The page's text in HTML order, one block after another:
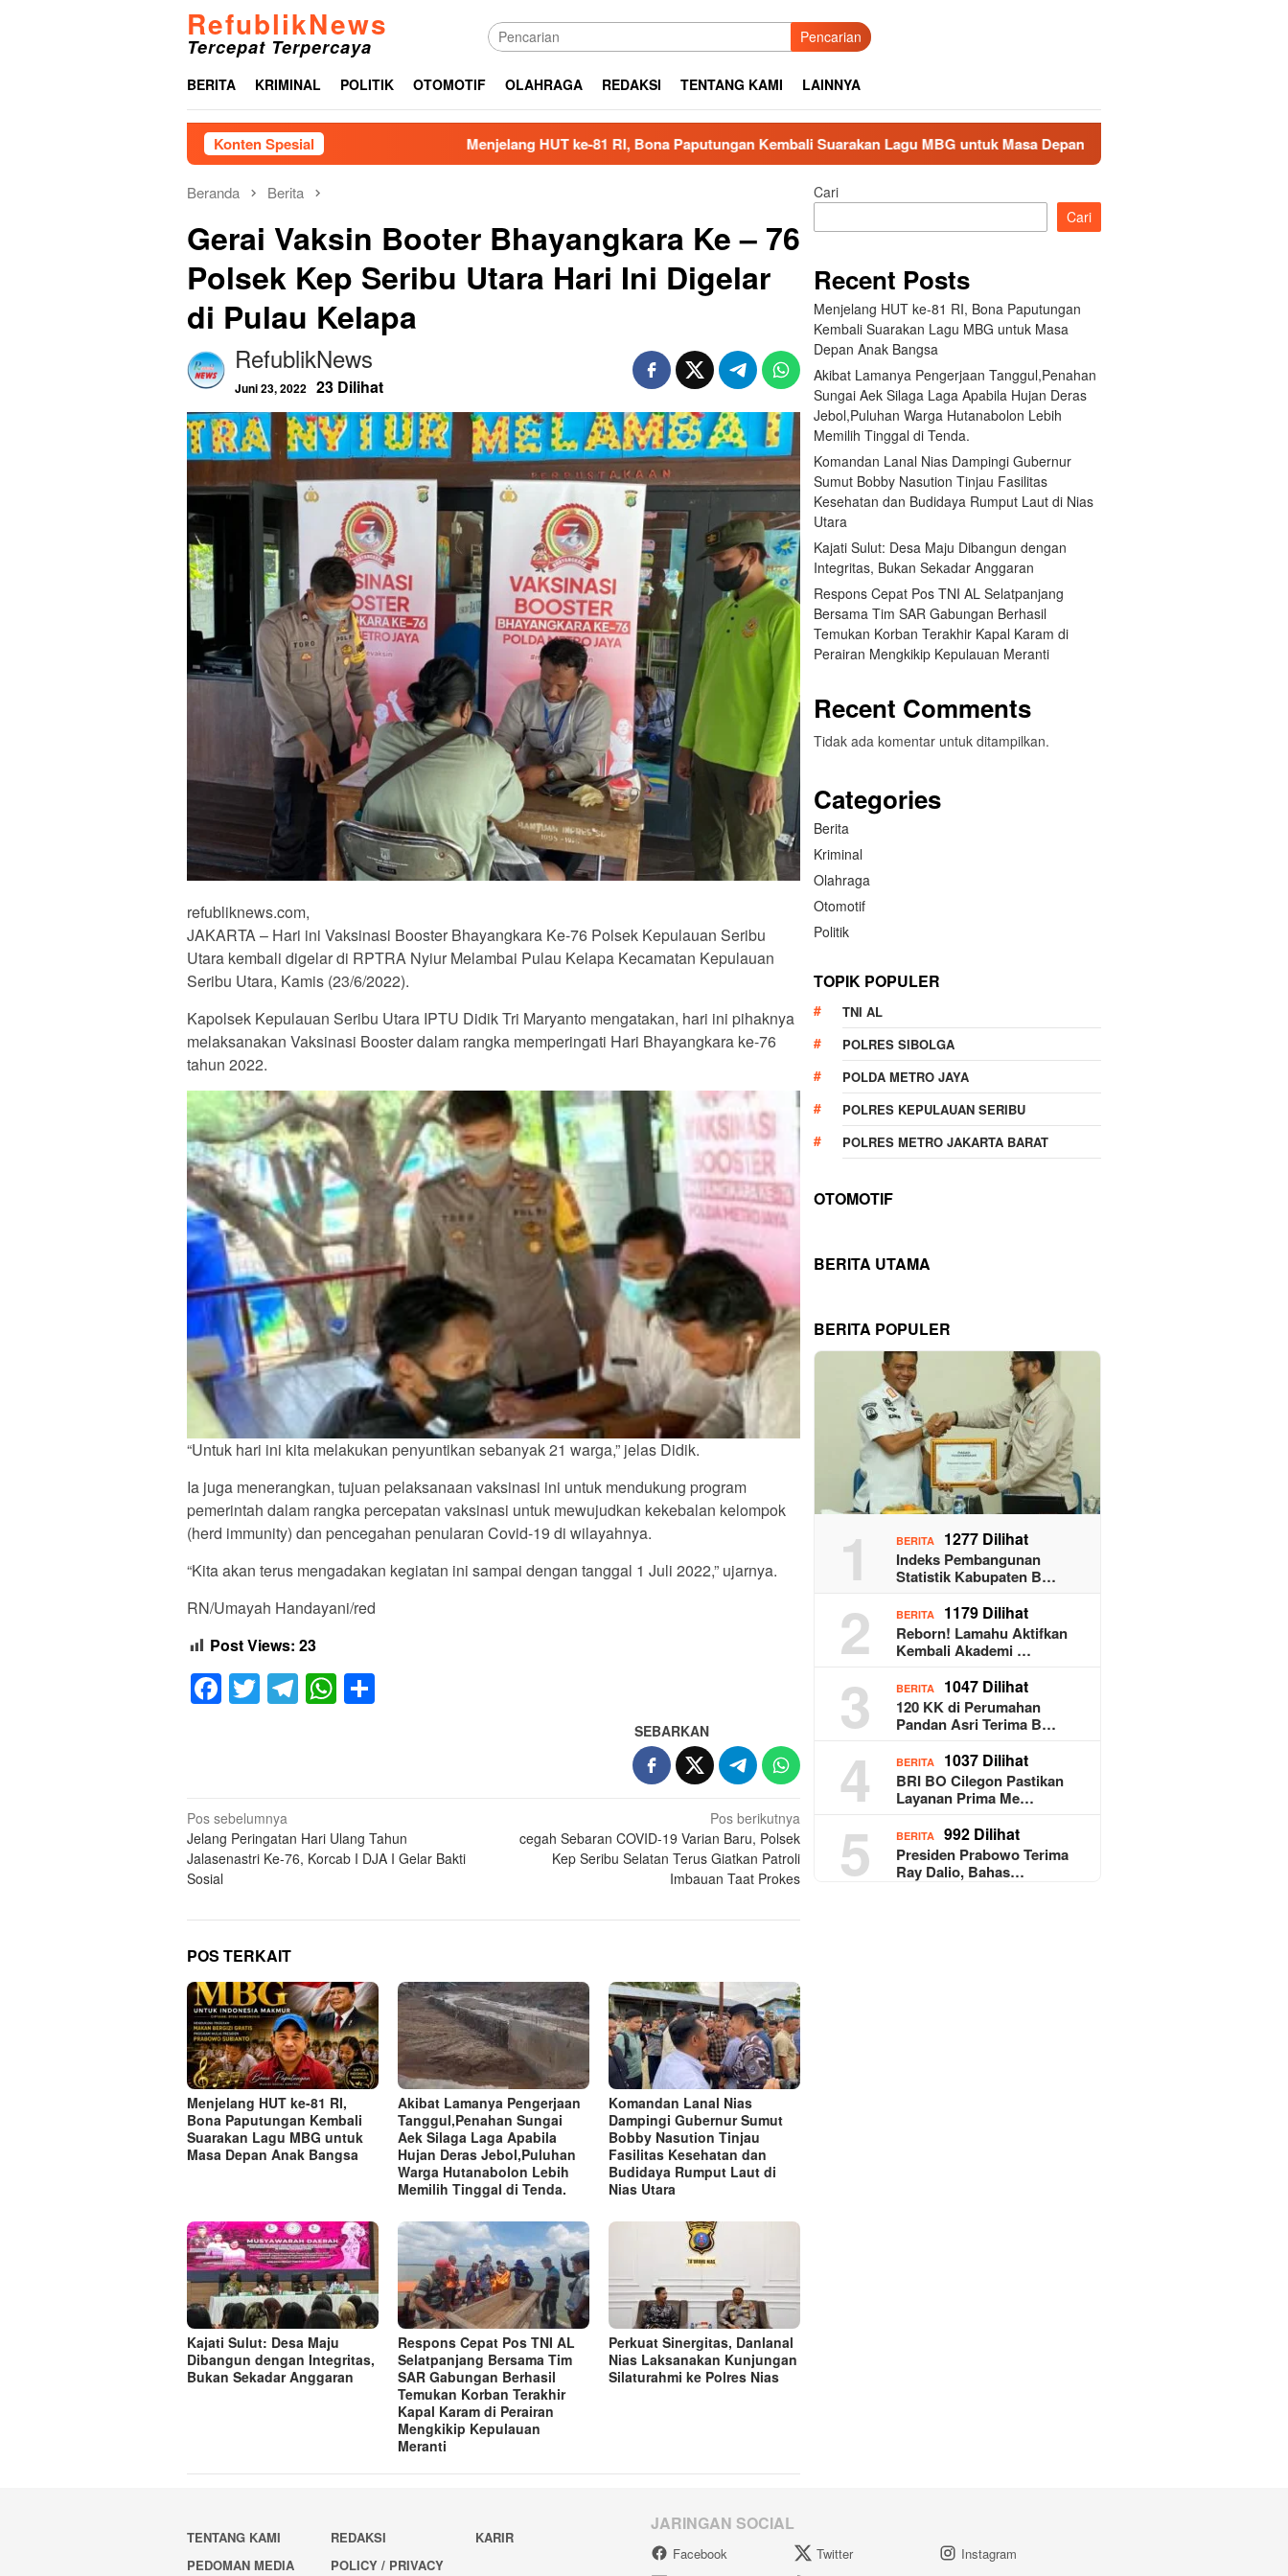
RefublikNews
Tercepat Terpercaya Pencarian
BERITA KRIMINAL POLITIK OTOMOTIF OLAHRAGA REDAKSI TENTANG KAMI LAINNYA
Konten Spesial Menjelang HUT ke-81 RI, Bona Paputungan Kembali Suarakan Lagu MBG untuk Masa Depan Anak Bangsa
Beranda Berita
Gerai Vaksin Booter Bhayangkara Ke – 76
Polsek Kep Seribu Utara Hari Ini Digelar
di Pulau Kelapa
RefublikNews
Juni 23, 2022 23 Dilihat
refubliknews.com,
JAKARTA – Hari ini Vaksinasi Booster Bhayangkara Ke-76 Polsek Kepulauan Seribu
Utara kembali digelar di RPTRA Nyiur Melambai Pulau Kelapa Kecamatan Kepulauan
Seribu Utara, Kamis (23/6/2022).
Kapolsek Kepulauan Seribu Utara IPTU Didik Tri Maryanto mengatakan, hari ini pihaknya
melaksanakan Vaksinasi Booster dalam rangka memperingati Hari Bhayangkara ke-76
tahun 2022.
“Untuk hari ini kita melakukan penyuntikan sebanyak 21 warga,” jelas Didik.
Ia juga menerangkan, tujuan pelaksanaan vaksinasi ini untuk mendukung program
pemerintah dalam rangka percepatan vaksinasi untuk mewujudkan kekebalan kelompok
(herd immunity) dan pencegahan penularan Covid-19 di wilayahnya.
“Kita akan terus mengadakan kegiatan ini sampai dengan tanggal 1 Juli 2022,” ujarnya.
RN/Umayah Handayani/red
Post Views: 23
Facebook
Twitter
Telegram
WhatsApp
SEBARKAN
Navigasi
pos
Pos sebelumnya
Jelang Peringatan Hari Ulang Tahun
Jalasenastri Ke-76, Korcab I DJA I Gelar Bakti
Sosial
Pos berikutnya
cegah Sebaran COVID-19 Varian Baru, Polsek
Kep Seribu Selatan Terus Giatkan Patroli
Imbauan Taat Prokes
POS TERKAIT
Menjelang HUT ke-81 RI,
Bona Paputungan Kembali
Suarakan Lagu MBG untuk
Masa Depan Anak Bangsa
Akibat Lamanya Pengerjaan
Tanggul,Penahan Sungai
Aek Silaga Laga Apabila
Hujan Deras Jebol,Puluhan
Warga Hutanabolon Lebih
Memilih Tinggal di Tenda.
Komandan Lanal Nias
Dampingi Gubernur Sumut
Bobby Nasution Tinjau
Fasilitas Kesehatan dan
Budidaya Rumput Laut di
Nias Utara
Kajati Sulut: Desa Maju
Dibangun dengan Integritas,
Bukan Sekadar Anggaran
Respons Cepat Pos TNI AL
Selatpanjang Bersama Tim
SAR Gabungan Berhasil
Temukan Korban Terakhir
Kapal Karam di Perairan
Mengkikip Kepulauan
Meranti
Perkuat Sinergitas, Danlanal
Nias Laksanakan Kunjungan
Silaturahmi ke Polres Nias
Cari
Cari
Recent Posts
Menjelang HUT ke-81 RI, Bona Paputungan
Kembali Suarakan Lagu MBG untuk Masa
Depan Anak Bangsa
Akibat Lamanya Pengerjaan Tanggul,Penahan
Sungai Aek Silaga Laga Apabila Hujan Deras
Jebol,Puluhan Warga Hutanabolon Lebih
Memilih Tinggal di Tenda.
Komandan Lanal Nias Dampingi Gubernur
Sumut Bobby Nasution Tinjau Fasilitas
Kesehatan dan Budidaya Rumput Laut di Nias
Utara
Kajati Sulut: Desa Maju Dibangun dengan
Integritas, Bukan Sekadar Anggaran
Respons Cepat Pos TNI AL Selatpanjang
Bersama Tim SAR Gabungan Berhasil
Temukan Korban Terakhir Kapal Karam di
Perairan Mengkikip Kepulauan Meranti
Recent Comments
Tidak ada komentar untuk ditampilkan.
Categories
Berita
Kriminal
Olahraga
Otomotif
Politik
TOPIK POPULER
TNI AL
POLRES SIBOLGA
POLDA METRO JAYA
POLRES KEPULAUAN SERIBU
POLRES METRO JAKARTA BARAT
OTOMOTIF
BERITA UTAMA
BERITA POPULER
1 BERITA 1277 Dilihat
Indeks Pembangunan
Statistik Kabupaten B…
2 BERITA 1179 Dilihat
Reborn! Lamahu Aktifkan
Kembali Akademi …
3 BERITA 1047 Dilihat
120 KK di Perumahan
Pandan Asri Terima B…
4 BERITA 1037 Dilihat
BRI BO Cilegon Pastikan
Layanan Prima Me…
5 BERITA 992 Dilihat
Presiden Prabowo Terima
Ray Dalio, Bahas…
TENTANG KAMI REDAKSI
KARIR
PEDOMAN MEDIA
POLICY / PRIVACY
JARINGAN SOCIAL
Facebook Twitter
Instagram